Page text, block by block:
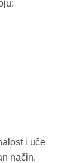
i uče
način.